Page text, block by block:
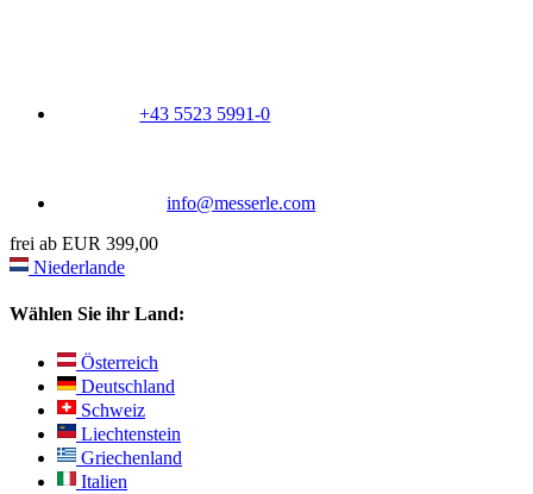
+43 5523 5991-0
info@messerle.com
frei ab EUR 399,00
Niederlande
Wählen Sie ihr Land:
Österreich
Deutschland
Schweiz
Liechtenstein
Griechenland
Italien